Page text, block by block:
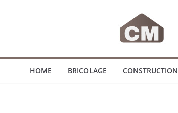
HOME BRICOLAGE CONSTRUCTION